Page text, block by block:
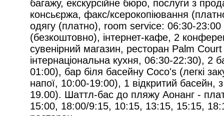
багажу, екскурсійне бюро, послуги з
консьєржа, факс/ксерокопіювання
одягу (платно), room service: 06:30-
(безкоштовно), інтернет-кафе, 2
сувенірний магазин, ресторан Palm Court
інтернаціональна кухня, 06:30-22:30), 2
01:00), бар біля басейну Coco's (легкі
напої, 10:00-19:00), 1 відкритий басейн,
19.00). Шаттл-бас до пляжу Аонанг -
15:00, 18:00/9:15, 10:15, 13:15, 15:15,